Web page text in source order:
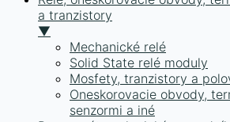
a tranzistory
▼
Mechanické relé
Solid State relé moduly
Mosfety, tranzistory a
Oneskorovacie obvody,
senzormi a iné